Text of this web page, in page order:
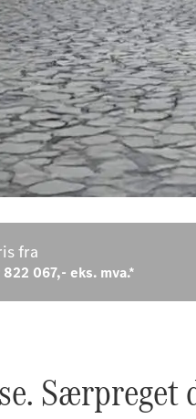
fra
822 067,- eks. mva.*
Særpreget